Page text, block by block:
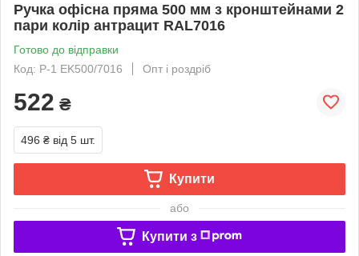
Ручка офісна пряма 500 мм з кронштейнами 2
пари колір антрацит RAL7016
Готово до відправки
Код: P-1 EK500/7016
Опт і роздріб
522 ₴
496 ₴ від 5 шт.
Купити
або
Купити з